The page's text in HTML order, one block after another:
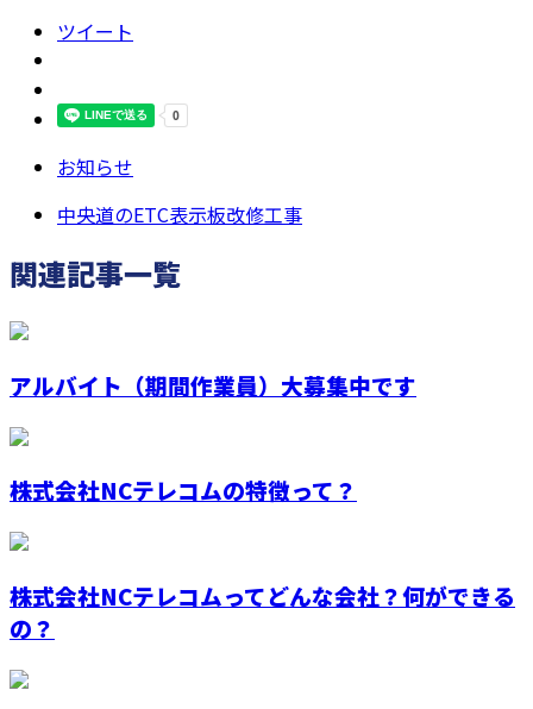
ツイート
お知らせ
中央道のETC表示板改修工事
関連記事一覧
アルバイト（期間作業員）大募集中です
株式会社NCテレコムの特徴って？
株式会社NCテレコムってどんな会社？何ができる
の？